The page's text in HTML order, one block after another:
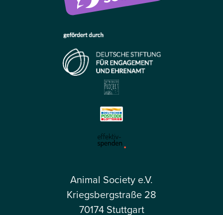
Animal Society e.V.
Kriegsbergstraße 28
70174 Stuttgart